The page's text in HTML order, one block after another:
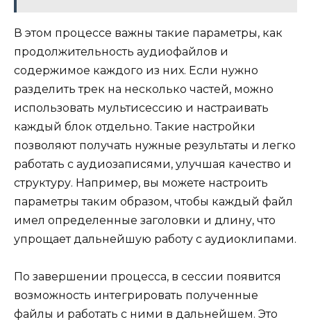
В этом процессе важны такие параметры, как
продолжительность аудиофайлов и
содержимое каждого из них. Если нужно
разделить трек на несколько частей, можно
использовать мультисессию и настраивать
каждый блок отдельно. Такие настройки
позволяют получать нужные результаты и легко
работать с аудиозаписями, улучшая качество и
структуру. Например, вы можете настроить
параметры таким образом, чтобы каждый файл
имел определенные заголовки и длину, что
упрощает дальнейшую работу с аудиоклипами.
По завершении процесса, в сессии появится
возможность интегрировать полученные
файлы и работать с ними в дальнейшем. Это